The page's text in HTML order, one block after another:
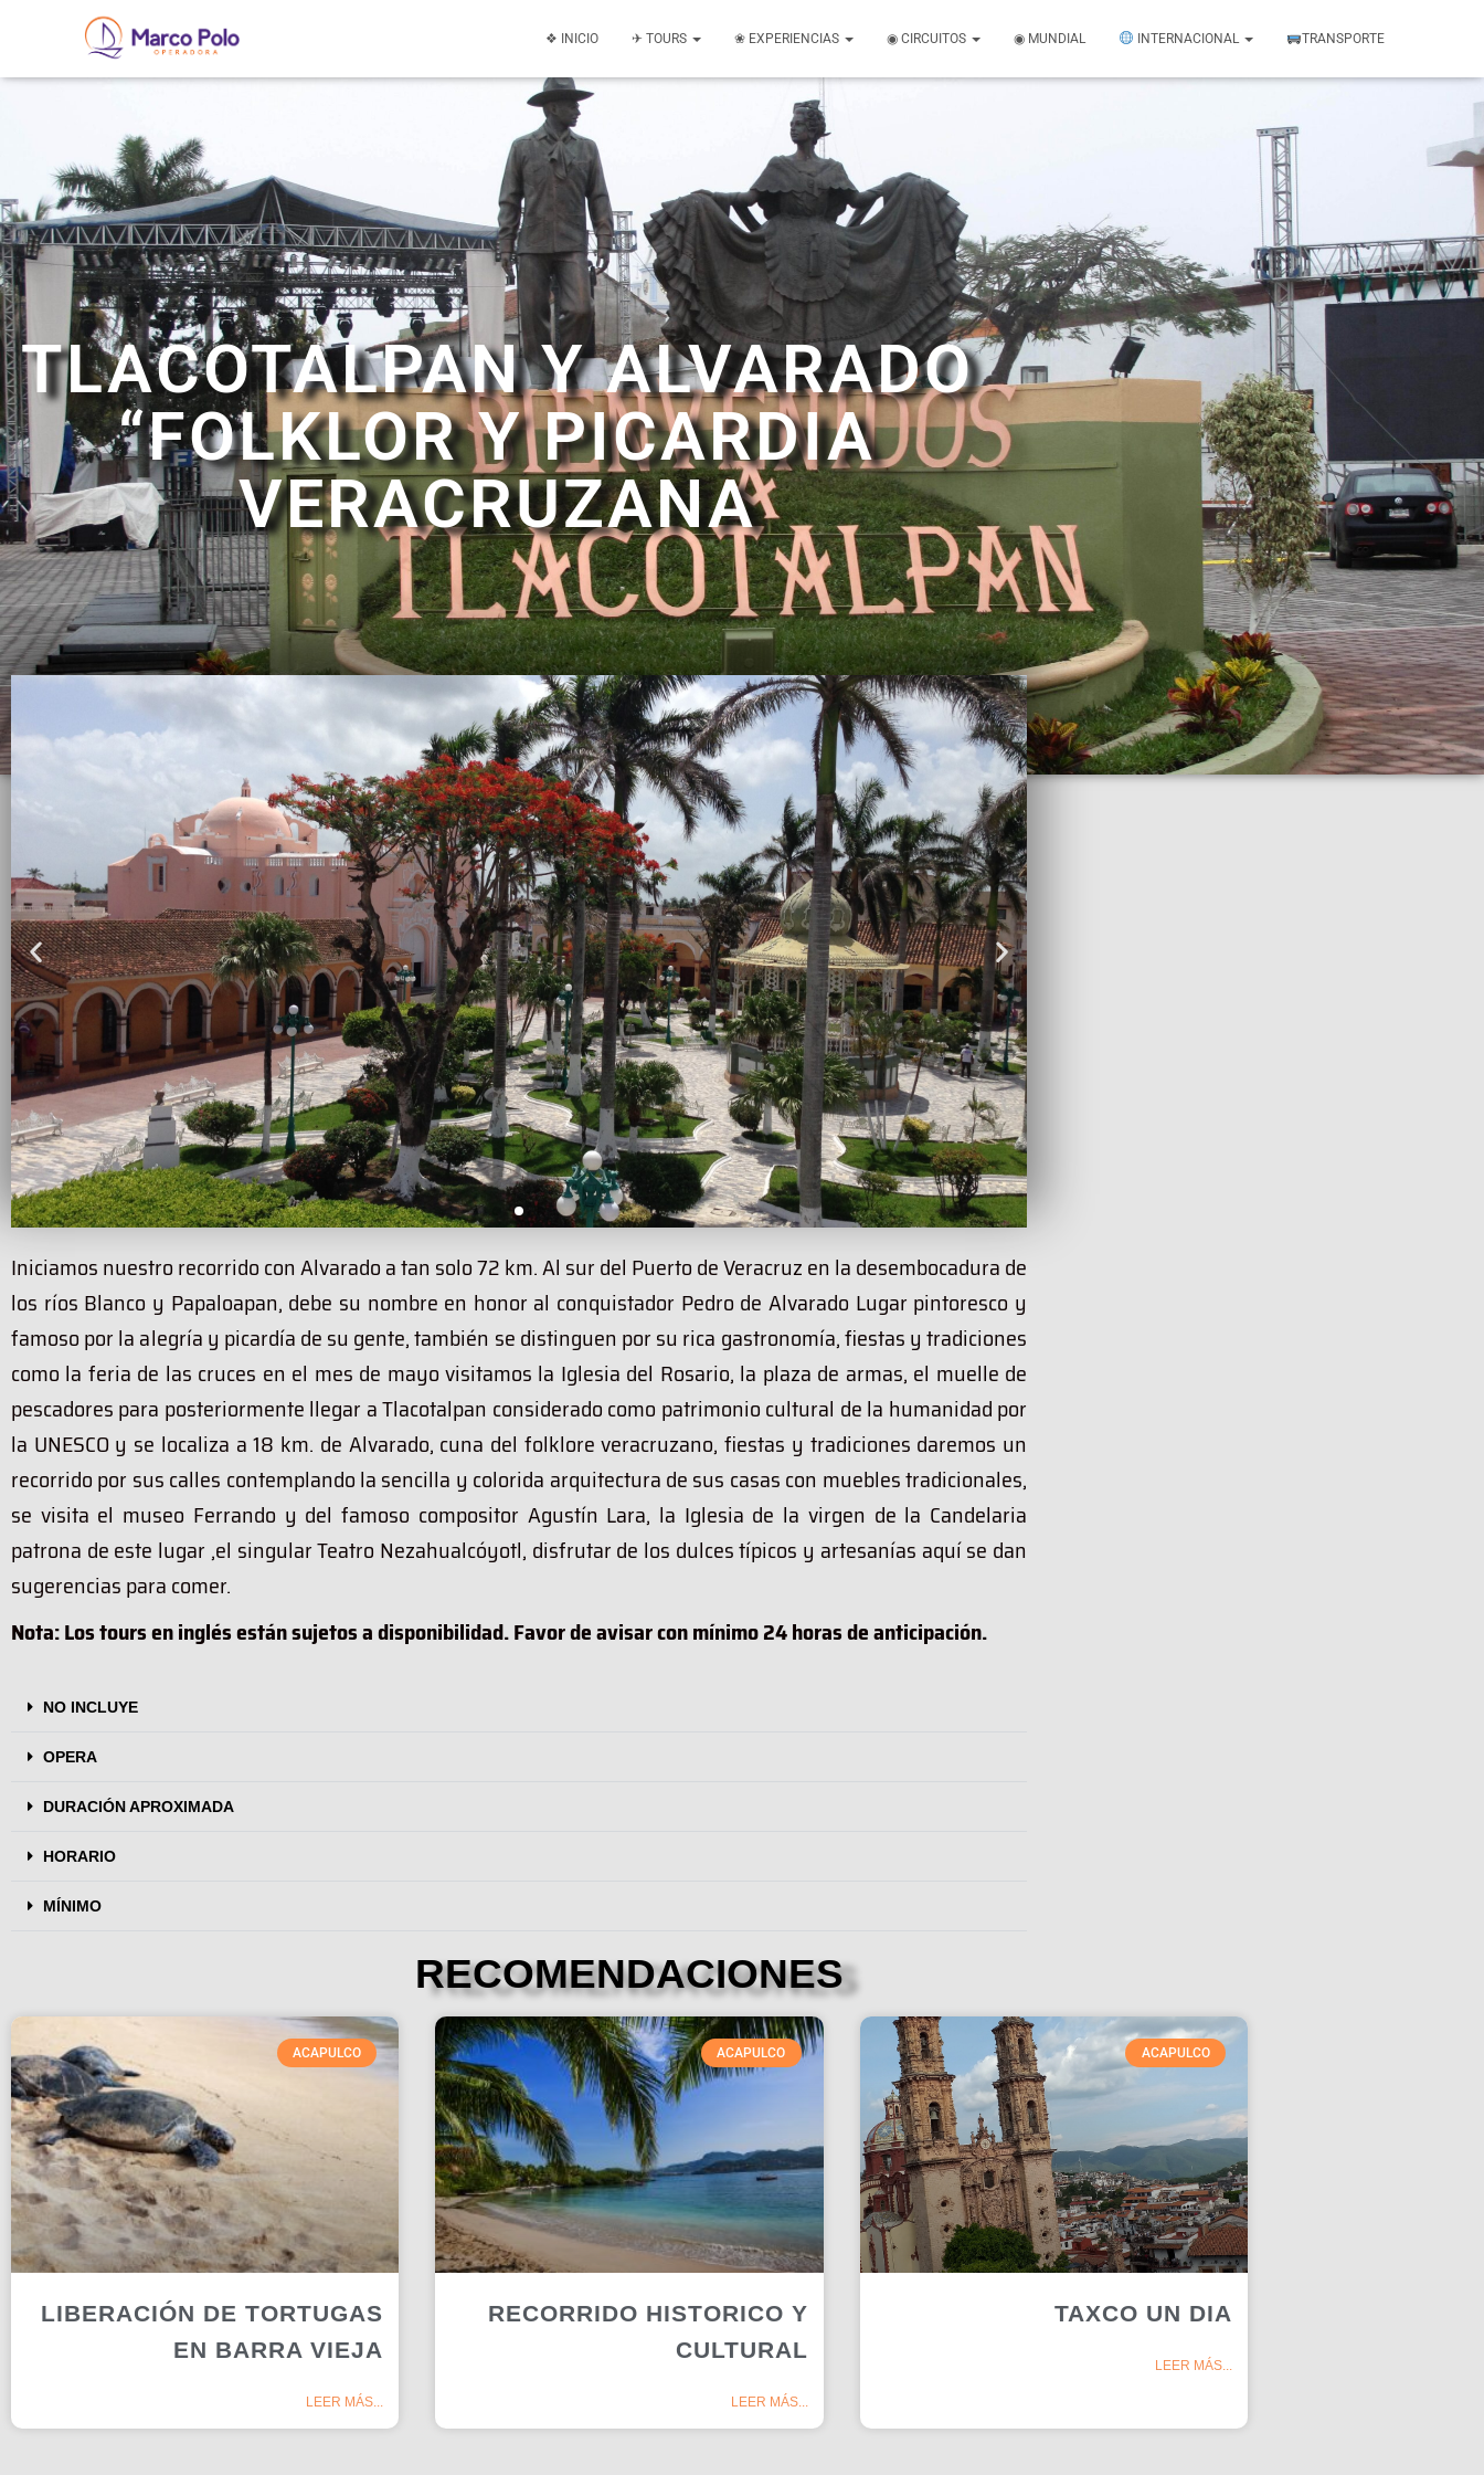
❖ INICIO ✈ TOURS ❀ EXPERIENCIAS ◉ CIRCUITOS ◉ MUNDIAL INTERNACIONAL TRANSPORTE
TLACOTALPAN Y ALVARADO
“FOLKLOR Y PICARDIA
VERACRUZANA
Iniciamos nuestro recorrido con Alvarado a tan solo 72 km. Al sur del Puerto de Veracruz en la desembocadura de
los ríos Blanco y Papaloapan, debe su nombre en honor al conquistador Pedro de Alvarado Lugar pintoresco y
famoso por la alegría y picardía de su gente, también se distinguen por su rica gastronomía, fiestas y tradiciones
como la feria de las cruces en el mes de mayo visitamos la Iglesia del Rosario, la plaza de armas, el muelle de
pescadores para posteriormente llegar a Tlacotalpan considerado como patrimonio cultural de la humanidad por
la UNESCO y se localiza a 18 km. de Alvarado, cuna del folklore veracruzano, fiestas y tradiciones daremos un
recorrido por sus calles contemplando la sencilla y colorida arquitectura de sus casas con muebles tradicionales,
se visita el museo Ferrando y del famoso compositor Agustín Lara, la Iglesia de la virgen de la Candelaria
patrona de este lugar ,el singular Teatro Nezahualcóyotl, disfrutar de los dulces típicos y artesanías aquí se dan
sugerencias para comer.
Nota: Los tours en inglés están sujetos a disponibilidad. Favor de avisar con mínimo 24 horas de anticipación.
NO INCLUYE
OPERA
DURACIÓN APROXIMADA
HORARIO
MÍNIMO
RECOMENDACIONES
ACAPULCO
LIBERACIÓN DE TORTUGAS
EN BARRA VIEJA
LEER MÁS...
ACAPULCO
RECORRIDO HISTORICO Y
CULTURAL
LEER MÁS...
ACAPULCO
TAXCO UN DIA
LEER MÁS...